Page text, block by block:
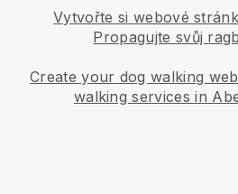
Vytvořte si webové
Propagujte svůj
Create your dog walking
walking services in